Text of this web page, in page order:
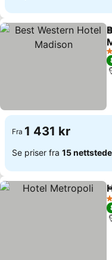
Fra 1 431 kr
Se priser fra 15